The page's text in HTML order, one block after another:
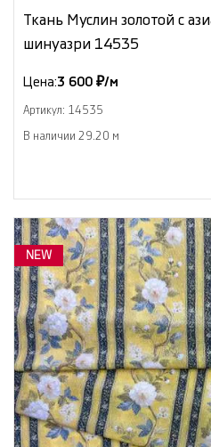
Ткань Муслин золотой с
шинуазри 14535
Цена:3 600 ₽/м
Артикул: 14535
В наличии 29.20 м
NEW